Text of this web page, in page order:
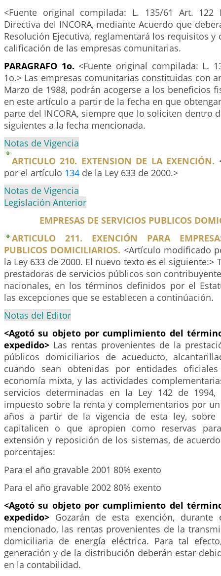
<Fuente original compilada: L. 135/61 Art. 122
Directiva del INCORA, mediante Acuerdo que
Resolución Ejecutiva, reglamentará los requisitos y
calificación de las empresas comunitarias.
PARAGRAFO 1o. <Fuente original compilada: L.
1o.> Las empresas comunitarias constituidas con
Marzo de 1988, podrán acogerse a los beneficios
en este artículo a partir de la fecha en que
parte del INCORA, siempre que lo soliciten dentro
siguientes a la fecha mencionada.
Notas de Vigencia
ARTICULO 210. EXTENSION DE LA EXENCIÓN.
por el artículo 134 de la Ley 633 de 2000.>
Notas de Vigencia
Legislación Anterior
EMPRESAS DE SERVICIOS PUBLICOS
ARTICULO 211. EXENCIÓN PARA
PUBLICOS DOMICILIARIOS. <Artículo modificado
la Ley 633 de 2000. El nuevo texto es el siguiente:>
prestadoras de servicios públicos son
nacionales, en los términos definidos por el
las excepciones que se establecen a continúación.
Notas del Editor
<Agotó su objeto por cumplimiento del
expedido> Las rentas provenientes de la
públicos domiciliarios de acueducto,
cuando sean obtenidas por entidades
economía mixta, y las actividades
servicios determinadas en la Ley 142 de 1994,
impuesto sobre la renta y complementarios por
años a partir de la vigencia de esta ley, sobre
capitalicen o que apropien como reservas
extensión y reposición de los sistemas, de
porcentajes:
Para el año gravable 2001 80% exento
Para el año gravable 2002 80% exento
<Agotó su objeto por cumplimiento del
expedido> Gozarán de esta exención,
mencionado, las rentas provenientes de la
domiciliaria de energía eléctrica. Para tal
generación y de la distribución deberán estar
en la contabilidad.